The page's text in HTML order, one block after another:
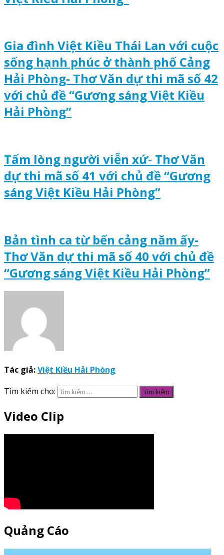
Gia đình Việt Kiều Thái Lan với cuộc
sống hạnh phúc ở thành phố Cảng
Hải Phòng- Thơ Văn dự thi mã số 42
với chủ đề “Gương sáng Việt Kiều
Hải Phòng”
Tấm lòng người viễn xứ- Thơ Văn
dự thi mã số 41 với chủ đề “Gương
sáng Việt Kiều Hải Phòng”
Bản tình ca từ bến cảng năm ấy-
Thơ Văn dự thi mã số 40 với chủ đề
“Gương sáng Việt Kiều Hải Phòng”
Tác giả:Việt Kiều Hải Phòng
Tìm kiếm cho:
Video Clip
Quảng Cáo